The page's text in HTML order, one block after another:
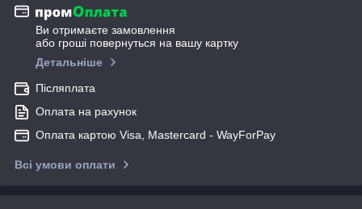
Ви отримаєте замовлення
або гроші повернуться на вашу картку
Детальніше
Післяплата
Оплата на рахунок
Оплата картою Visa, Mastercard - WayForPay
Всі умови оплати